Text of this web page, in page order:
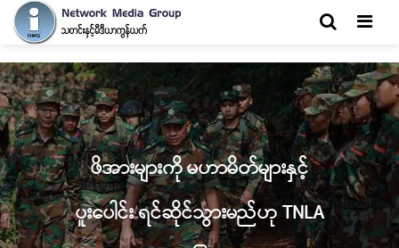
ဖိအားများကို မဟာမိတ်များနှင့်
ပူးပေါင်း ရင်ဆိုင်သွားမည်ဟု TNLA